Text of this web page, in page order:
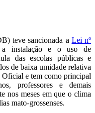
teve sancionada a Lei nº
instalação e o uso de
das escolas públicas e
de baixa umidade relativa
e tem como principal
professores e demais
nos meses em que o clima
mato-grossenses.